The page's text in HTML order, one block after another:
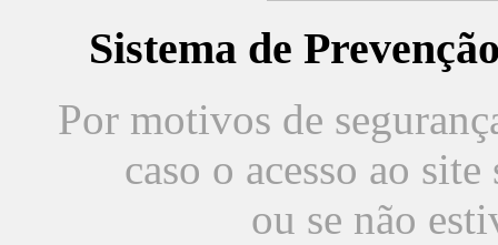
Sistema de
Por motivos de
caso o acesso ao
ou se não